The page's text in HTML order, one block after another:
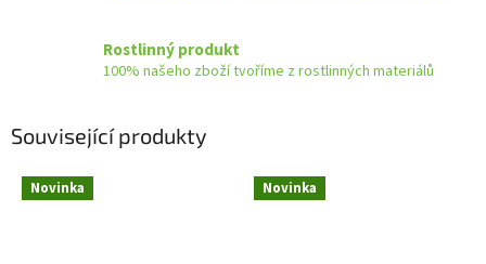
Rostlinný produkt
100% našeho zboží tvoříme z rostlinných materiálů
Související produkty
Novinka Novinka